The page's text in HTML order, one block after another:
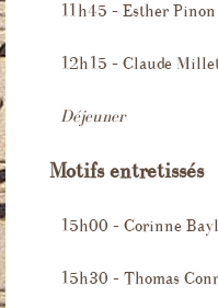
11h45 – Esther
12h15 – Claude
Déjeuner
Motifs entretissés
15h00 – Corinne
15h30 – Thomas